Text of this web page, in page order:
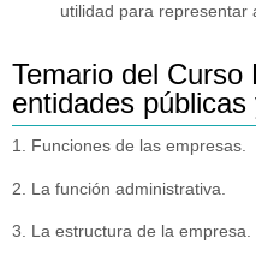
utilidad para representar
Temario del Curso
entidades
1. Funciones de las empresas.
2. La función administrativa.
3. La estructura de la empresa.